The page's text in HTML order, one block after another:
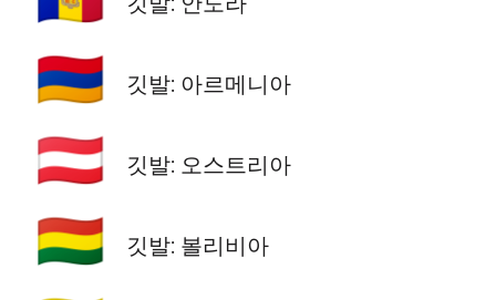
🇦🇲 깃발: 아르메니아
🇦🇹 깃발: 오스트리아
🇧🇴 깃발: 볼리비아